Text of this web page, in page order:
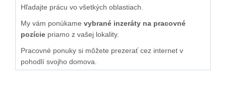
Hľadajte prácu vo všetkých oblastiach.
My vám ponúkame vybrané inzeráty na pracovné
pozície priamo z vašej lokality.
Pracovné ponuky si môžete prezerať cez internet v
pohodlí svojho domova.